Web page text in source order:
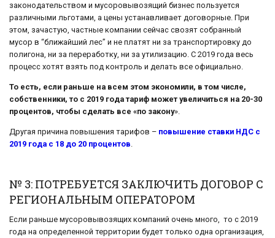
законодательством и мусоровывозящий бизнес пользуется
различными льготами, а цены устанавливает договорные. При
этом, зачастую, частные компании сейчас свозят собранный
мусор в “ближайший лес” и не платят ни за транспортировку до
полигона, ни за переработку, ни за утилизацию. С 2019 года весь
процесс хотят взять под контроль и делать все официально.
То есть, если раньше на всем этом экономили, в том числе,
собственники, то с 2019 года тариф может увеличиться на 20-30
процентов, чтобы сделать все «по закону».
Другая причина повышения тарифов – повышение ставки НДС с
2019 года с 18 до 20 процентов
№ 3: ПОТРЕБУЕТСЯ ЗАКЛЮЧИТЬ ДОГОВОР С
РЕГИОНАЛЬНЫМ ОПЕРАТОРОМ
Если раньше мусоровывозящих компаний очень много, то с 2019
года на определенной территории будет только одна организация,